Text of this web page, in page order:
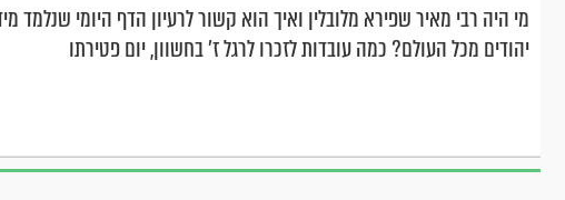
מי היה רבי מאיר שפירא מלובלין ואיך הוא קשור לרעיון הדף היומי שנלמד
יהודים מכל העולם? כמה עובדות לזכרו לרגל ז' בחשוון, יום פטירתו